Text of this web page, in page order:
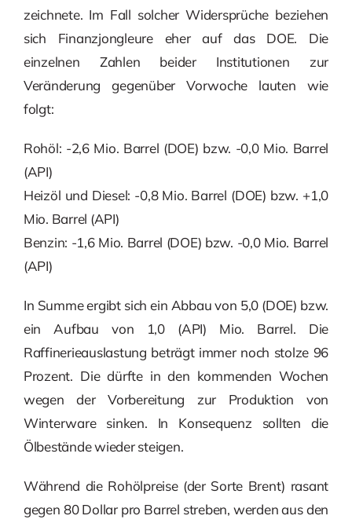
zeichnete. Im Fall solcher Widersprüche beziehen
sich Finanzjongleure eher auf das DOE. Die
einzelnen Zahlen beider Institutionen zur
Veränderung gegenüber Vorwoche lauten wie
folgt:
Rohöl: -2,6 Mio. Barrel (DOE) bzw. -0,0 Mio. Barrel
(API)
Heizöl und Diesel: -0,8 Mio. Barrel (DOE) bzw. +1,0
Mio. Barrel (API)
Benzin: -1,6 Mio. Barrel (DOE) bzw. -0,0 Mio. Barrel
(API)
In Summe ergibt sich ein Abbau von 5,0 (DOE) bzw.
ein Aufbau von 1,0 (API) Mio. Barrel. Die
Raffinerieauslastung beträgt immer noch stolze 96
Prozent. Die dürfte in den kommenden Wochen
wegen der Vorbereitung zur Produktion von
Winterware sinken. In Konsequenz sollten die
Ölbestände wieder steigen.
Während die Rohölpreise (der Sorte Brent) rasant
gegen 80 Dollar pro Barrel streben, werden aus den